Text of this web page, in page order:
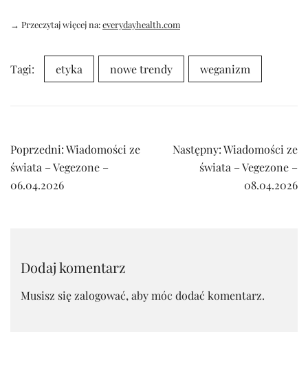
→ Przeczytaj więcej na:everydayhealth.com
Tagi: etyka nowe trendy weganizm
Nawigacja
wpisu
Poprzedni:Wiadomości ze
świata – Vegezone –
06.04.2026
Następny:Wiadomości ze
świata – Vegezone –
08.04.2026
Dodaj komentarz
Musisz sięzalogować, aby móc dodać komentarz.